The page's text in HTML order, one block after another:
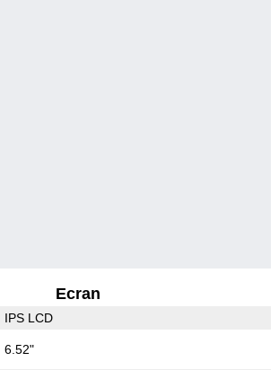
Ecran
IPS LCD
6.52"